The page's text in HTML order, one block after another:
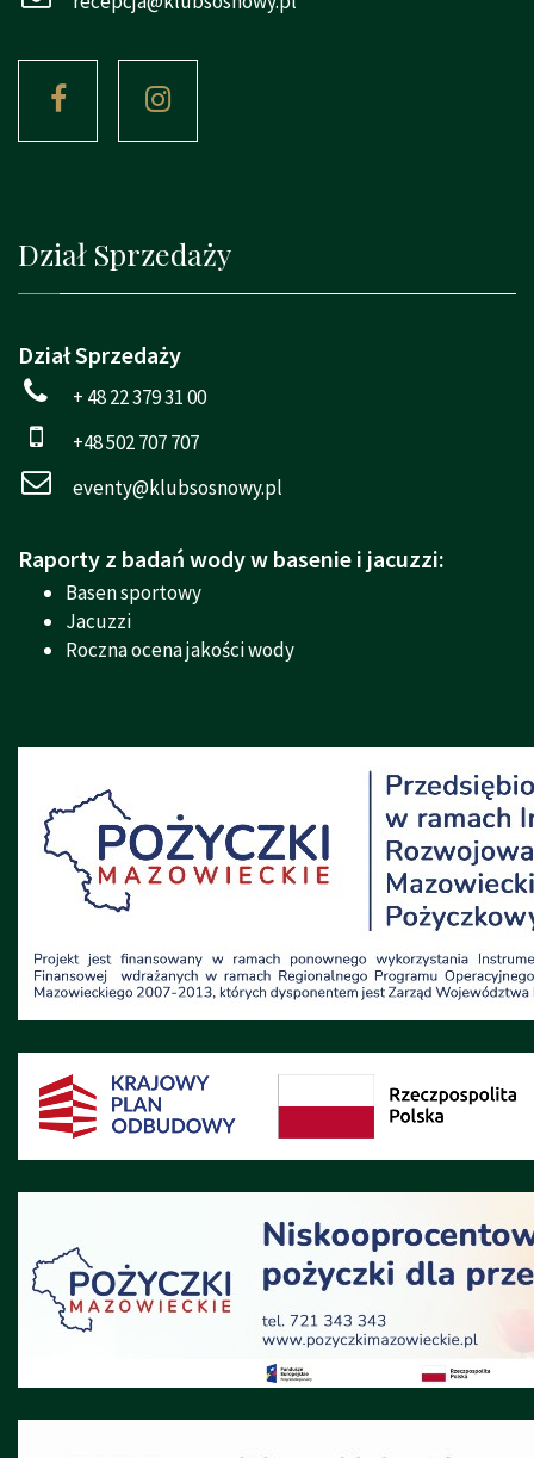
Dział Sprzedaży
Dział Sprzedaży
+ 48 22 379 31 00
+48 502 707 707
eventy@klubsosnowy.pl
Raporty z badań wody w basenie i jacuzzi:
Basen sportowy
Jacuzzi
Roczna ocena jakości wody